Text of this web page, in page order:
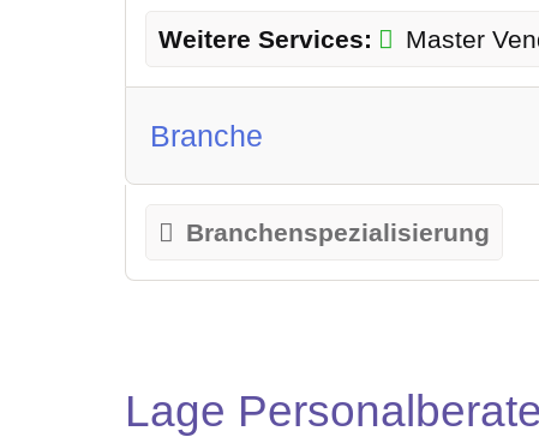
Weitere Services: Master
Branche
Branchenspezialisierung
Lage